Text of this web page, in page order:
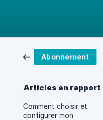
Abonnement
Articles en rapport
Comment choisir et
configurer mon